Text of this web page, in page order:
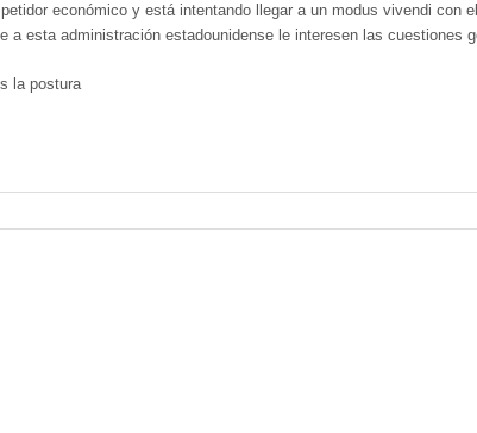
económico y está intentando llegar a un modus vivendi
a esta administración estadounidense le interesen las cuestiones
la postura